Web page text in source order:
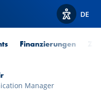
Optionen
DE
Finanzierungen
Manager